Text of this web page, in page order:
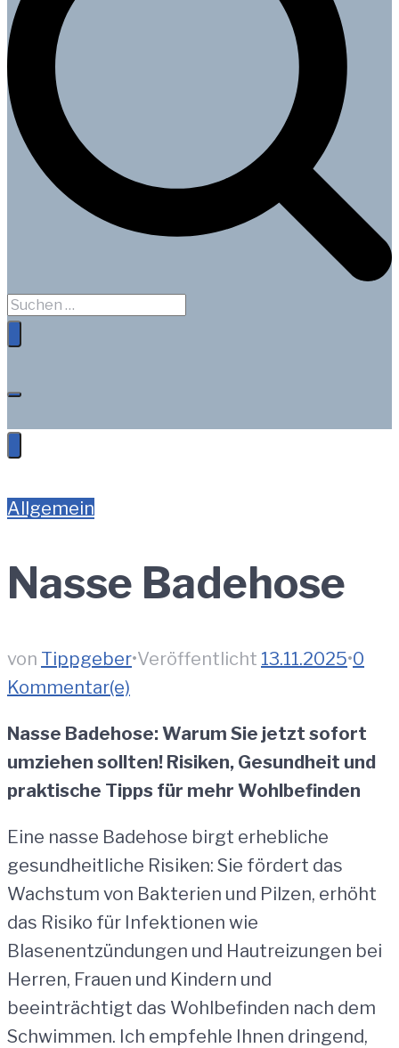
Allgemein
Nasse Badehose
von Tippgeber•Veröffentlicht 13.11.2025•0
Kommentar(e)
Nasse Badehose: Warum Sie jetzt sofort
umziehen sollten! Risiken, Gesundheit und
praktische Tipps für mehr Wohlbefinden
Eine nasse Badehose birgt erhebliche
gesundheitliche Risiken: Sie fördert das
Wachstum von Bakterien und Pilzen, erhöht
das Risiko für Infektionen wie
Blasenentzündungen und Hautreizungen bei
Herren, Frauen und Kindern und
beeinträchtigt das Wohlbefinden nach dem
Schwimmen. Ich empfehle Ihnen dringend,